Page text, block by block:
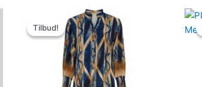
Tilbud!
Tilbud!
oprindelige
pris
var:
499.00kr..
Den
aktuelle
pris
er:
150.00kr..